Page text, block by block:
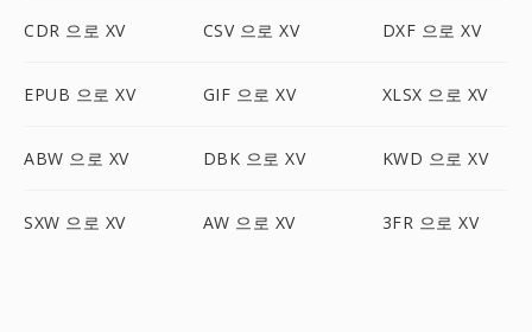
CDR 으로 XV CSV 으로 XV DXF 으로 XV
EPUB 으로 XV GIF 으로 XV XLSX 으로 XV
ABW 으로 XV DBK 으로 XV KWD 으로 XV
SXW 으로 XV AW 으로 XV 3FR 으로 XV